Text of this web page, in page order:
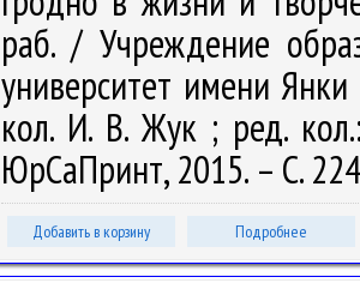
раб. / Учреждение
университет имени
кол. И. В. Жук ; ред.
ЮрСаПринт, 2015. – С.
Добавить в корзину Подробнее